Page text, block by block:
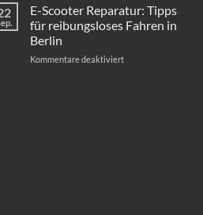
E-Scooter Reparatur: Tipps
für reibungsloses Fahren in
Berlin
Kommentare deaktiviertfür